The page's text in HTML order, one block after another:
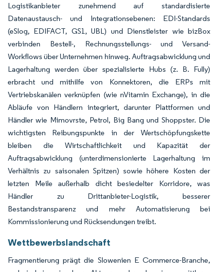
Logistikanbieter zunehmend auf standardisierte
Datenaustausch- und Integrationsebenen: EDI-Standards
(eSlog, EDIFACT, GS1, UBL) und Dienstleister wie bizBox
verbinden Bestell-, Rechnungsstellungs- und Versand-
Workflows über Unternehmen hinweg. Auftragsabwicklung und
Lagerhaltung werden über spezialisierte Hubs (z. B. Fully)
erbracht und mithilfe von Konnektoren, die ERPs mit
Vertriebskanälen verknüpfen (wie nVitamin Exchange), in die
Abläufe von Händlern integriert, darunter Plattformen und
Händler wie Mimovrste, Petrol, Big Bang und Shoppster. Die
wichtigsten Reibungspunkte in der Wertschöpfungskette
bleiben die Wirtschaftlichkeit und Kapazität der
Auftragsabwicklung (unterdimensionierte Lagerhaltung im
Verhältnis zu saisonalen Spitzen) sowie höhere Kosten der
letzten Meile außerhalb dicht besiedelter Korridore, was
Händler zu Drittanbieter-Logistik, besserer
Bestandstransparenz und mehr Automatisierung bei
Kommissionierung und Rücksendungen treibt.
Wettbewerbslandschaft
Fragmentierung prägt die Slowenien E Commerce-Branche,